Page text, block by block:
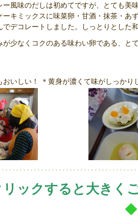
ー風味のだしは初めてですが、とても
キミックスに味菜卵・甘酒・抹茶・あ
デコレートしました。しっとりとした
少なくコクのある味わい卵である、と
おいしい！ ＊黄身が濃くて味がしっかり
ックすると大きく
◆